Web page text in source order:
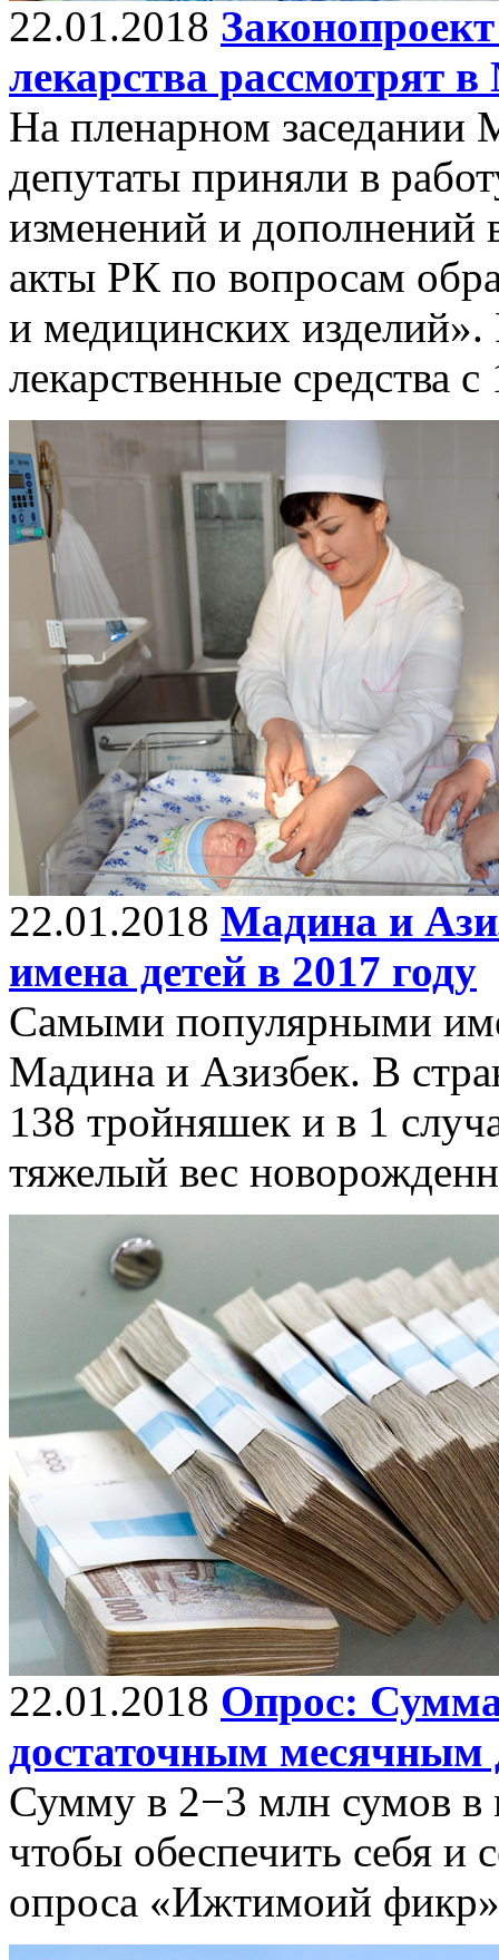
22.01.2018
лекарства рассмотрят
На пленарном
депутаты приняли в
изменений и дополнений
акты РК по вопросам
и медицинских изделий».
лекарственные средства
22.01.2018 Мадина и
имена детей в 2017 году
Самыми популярными
Мадина и Азизбек. В
138 тройняшек и в 1
тяжелый вес
22.01.2018 Опрос:
достаточным месячным
Сумму в 2−3 млн сумов в
чтобы обеспечить себя и
опроса «Ижтимоий